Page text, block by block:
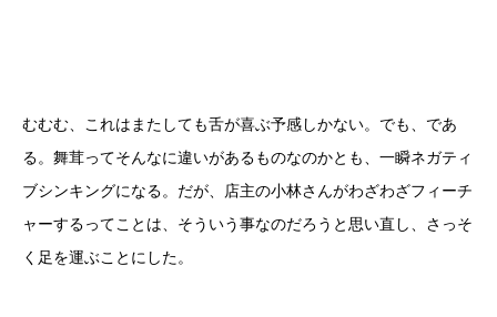
むむむ、これはまたしても舌が喜ぶ予感しかない。でも、であ
る。舞茸ってそんなに違いがあるものなのかとも、一瞬ネガティ
ブシンキングになる。だが、店主の小林さんがわざわざフィーチ
ャーするってことは、そういう事なのだろうと思い直し、さっそ
く足を運ぶことにした。